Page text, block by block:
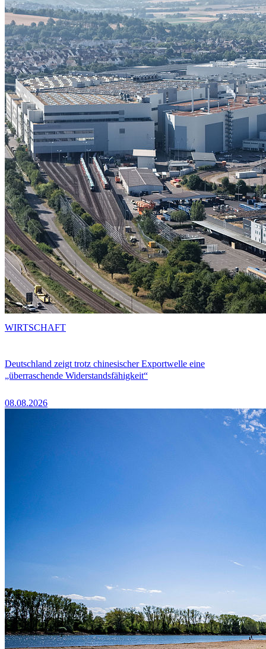
Deutschland zeigt trotz chinesischer Exportwelle eine
„überraschende Widerstandsfähigkeit“
08.08.2026
WIRTSCHAFT